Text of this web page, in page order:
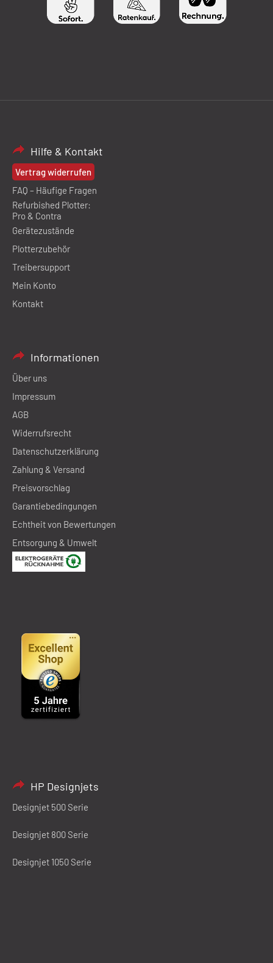
Hilfe & Kontakt
Vertrag widerrufen
FAQ – Häufige Fragen
Refurbished Plotter:
Pro & Contra
Gerätezustände
Plotterzubehör
Treibersupport
Mein Konto
Kontakt
Informationen
Über uns
Impressum
AGB
Widerrufsrecht
Datenschutzerklärung
Zahlung & Versand
Preisvorschlag
Garantiebedingungen
Echtheit von Bewertungen
Entsorgung & Umwelt
HP Designjets
Designjet 500 Serie
Designjet 800 Serie
Designjet 1050 Serie